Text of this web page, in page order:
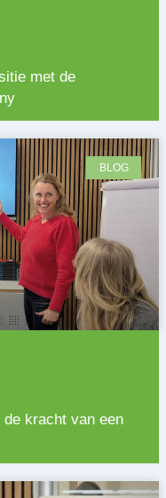
met de
BLOG
kracht van een